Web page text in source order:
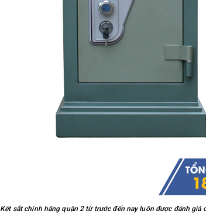
Két sắt chính hãng quận 2 từ trước đến nay luôn được đánh giá